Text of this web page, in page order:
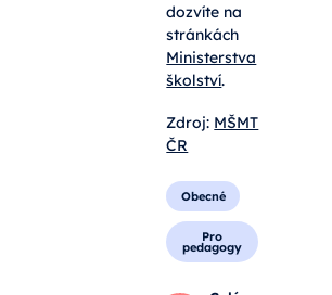
dozvíte na
stránkách
Ministerstva
školství.
Zdroj: MŠMT
ČR
Obecné
Pro
pedagogy